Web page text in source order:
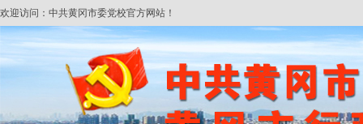
欢迎访问：中共黄冈市委党校官方网站！